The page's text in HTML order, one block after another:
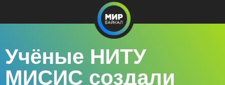
Учёные НИТУ
МИСИС создали